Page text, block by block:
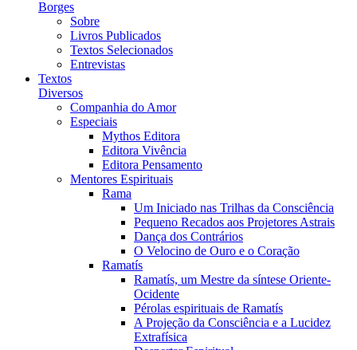
Borges
Sobre
Livros Publicados
Textos Selecionados
Entrevistas
Textos
Diversos
Companhia do Amor
Especiais
Mythos Editora
Editora Vivência
Editora Pensamento
Mentores Espirituais
Rama
Um Iniciado nas Trilhas da Consciência
Pequeno Recados aos Projetores Astrais
Dança dos Contrários
O Velocino de Ouro e o Coração
Ramatís
Ramatís, um Mestre da síntese Oriente-
Ocidente
Pérolas espirituais de Ramatís
A Projeção da Consciência e a Lucidez
Extrafísica